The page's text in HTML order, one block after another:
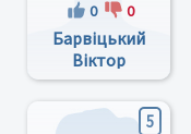
0 0
Барвіцький
Віктор
Юрійович
5